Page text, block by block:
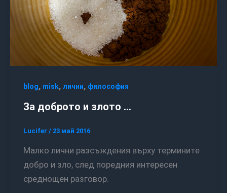
blog, misk, лични, философия
За доброто и злото …
Lucifer / 23 май 2016
Малко лични разсъждения върху термините
добро и зло, след поредния интересен
среднощен разговор.